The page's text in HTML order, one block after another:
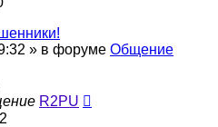
» в форуме Общение
R2PU